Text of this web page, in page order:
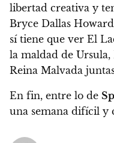
libertad creativa y
Bryce Dallas
sí tiene que ver El
la maldad de
Reina Malvada
En fin, entre lo de
una semana difícil y